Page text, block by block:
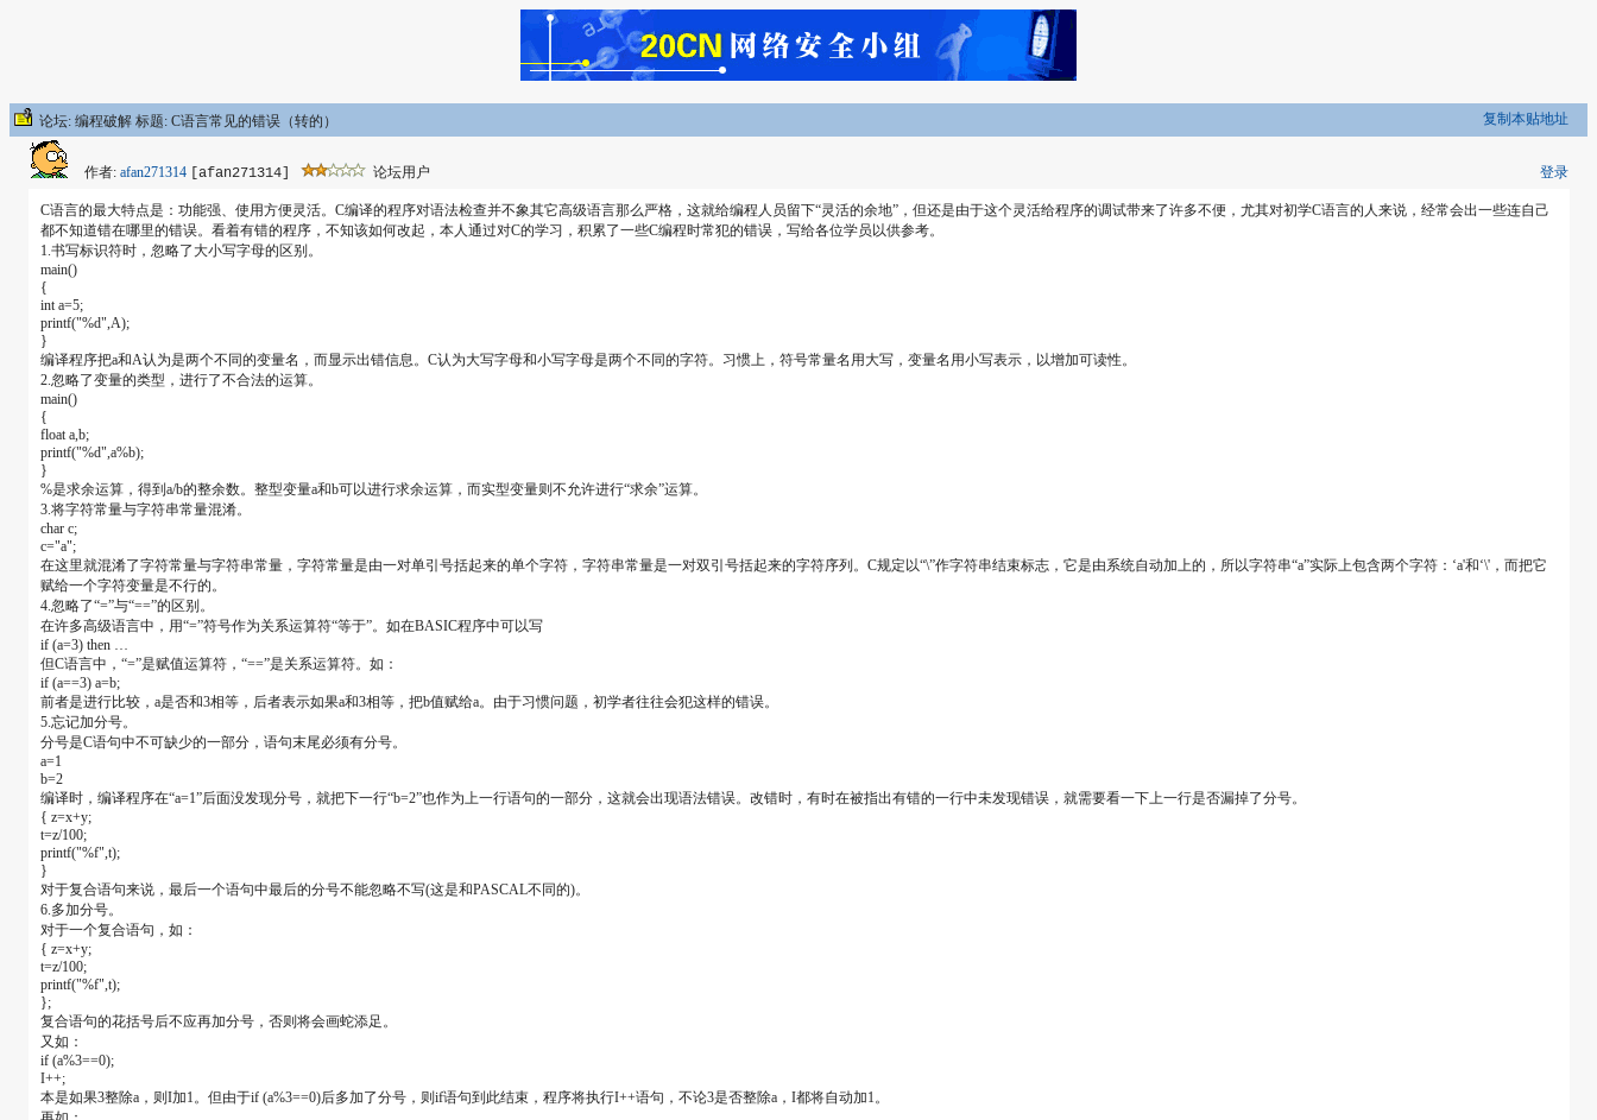
论坛: 编程破解 标题: C语言常见的错误（转的） 复制本贴地址
作者: afan271314 [afan271314] 论坛用户 登录
C语言的最大特点是：功能强、使用方便灵活。C编译的程序对语法检查并不象其它高级语言那么严格，这就给编程人员留下“灵活的余地”，但还是由于这个灵活给程序的调试带来了许多不便，尤其对初学C语言的人来说，经常会出一些连自己
都不知道错在哪里的错误。看着有错的程序，不知该如何改起，本人通过对C的学习，积累了一些C编程时常犯的错误，写给各位学员以供参考。
1.书写标识符时，忽略了大小写字母的区别。
main()
{
int a=5;
printf("%d",A);
}
编译程序把a和A认为是两个不同的变量名，而显示出错信息。C认为大写字母和小写字母是两个不同的字符。习惯上，符号常量名用大写，变量名用小写表示，以增加可读性。
2.忽略了变量的类型，进行了不合法的运算。
main()
{
float a,b;
printf("%d",a%b);
}
%是求余运算，得到a/b的整余数。整型变量a和b可以进行求余运算，而实型变量则不允许进行“求余”运算。
3.将字符常量与字符串常量混淆。
char c;
c="a";
在这里就混淆了字符常量与字符串常量，字符常量是由一对单引号括起来的单个字符，字符串常量是一对双引号括起来的字符序列。C规定以“\”作字符串结束标志，它是由系统自动加上的，所以字符串“a”实际上包含两个字符：‘a'和‘\'，而把它
赋给一个字符变量是不行的。
4.忽略了“=”与“==”的区别。
在许多高级语言中，用“=”符号作为关系运算符“等于”。如在BASIC程序中可以写
if (a=3) then …
但C语言中，“=”是赋值运算符，“==”是关系运算符。如：
if (a==3) a=b;
前者是进行比较，a是否和3相等，后者表示如果a和3相等，把b值赋给a。由于习惯问题，初学者往往会犯这样的错误。
5.忘记加分号。
分号是C语句中不可缺少的一部分，语句末尾必须有分号。
a=1
b=2
编译时，编译程序在“a=1”后面没发现分号，就把下一行“b=2”也作为上一行语句的一部分，这就会出现语法错误。改错时，有时在被指出有错的一行中未发现错误，就需要看一下上一行是否漏掉了分号。
{ z=x+y;
t=z/100;
printf("%f",t);
}
对于复合语句来说，最后一个语句中最后的分号不能忽略不写(这是和PASCAL不同的)。
6.多加分号。
对于一个复合语句，如：
{ z=x+y;
t=z/100;
printf("%f",t);
};
复合语句的花括号后不应再加分号，否则将会画蛇添足。
又如：
if (a%3==0);
I++;
本是如果3整除a，则I加1。但由于if (a%3==0)后多加了分号，则if语句到此结束，程序将执行I++语句，不论3是否整除a，I都将自动加1。